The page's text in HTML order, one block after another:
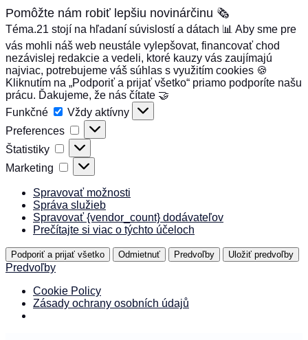
Pomôžte nám robiť lepšiu novinárčinu 🗞️
Téma.21 stojí na hľadaní súvislostí a dátach 📊 Aby sme pre
vás mohli náš web neustále vylepšovat, financovať chod
nezávislej redakcie a vedeli, ktoré kauzy vás zaujímajú
najviac, potrebujeme váš súhlas s využitím cookies 🍪
Kliknutím na „Podporiť a prijať všetko“ priamo podporíte našu
prácu. Ďakujeme, že nás čítate 🤝
Funkčné
Funkčné
Vždy aktívny
Preferences
Preferences
Štatistiky Štatistiky
Marketing Marketing
Spravovať možnosti
Správa služieb
Spravovať {vendor_count} dodávateľov
Prečítajte si viac o týchto účeloch
Podporiť a prijať všetko Odmietnuť Predvoľby Uložiť predvoľby
Predvoľby
Cookie Policy
Zásady ochrany osobních údajů